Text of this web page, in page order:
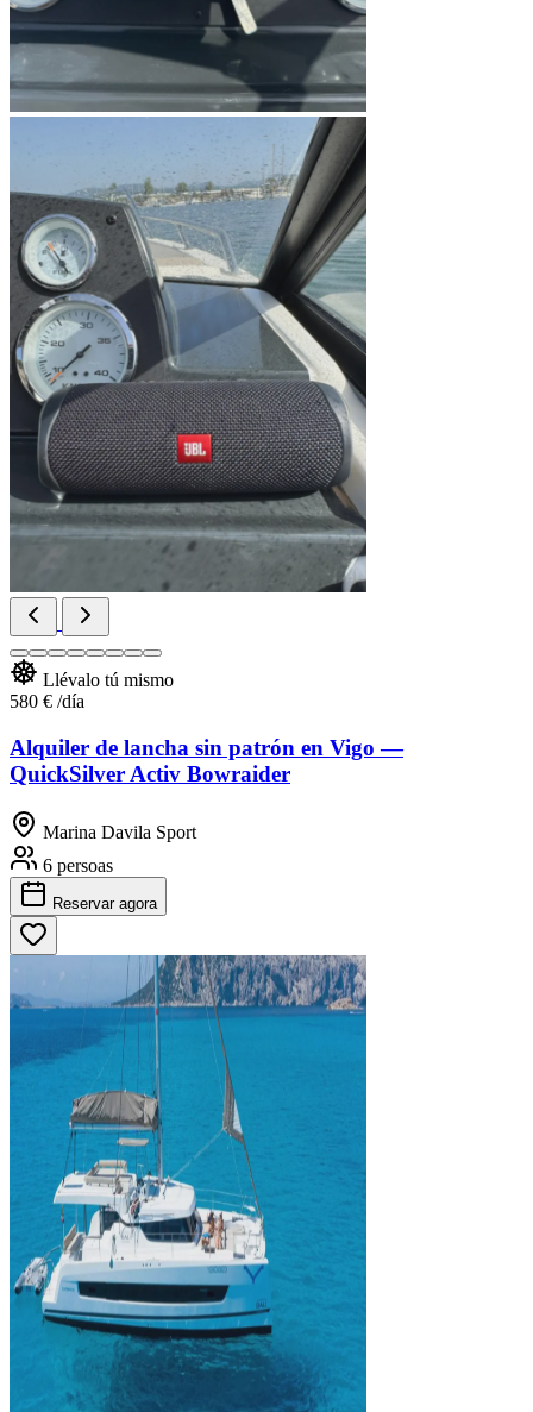
Llévalo tú mismo
580 € /día
Alquiler de lancha sin patrón en Vigo —
QuickSilver Activ Bowraider
Marina Davila Sport
6 persoas
Reservar agora